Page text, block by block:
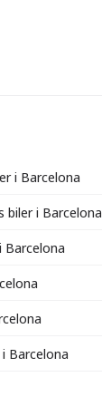
i Barcelona
biler i Barcelona
Barcelona
Barcelona